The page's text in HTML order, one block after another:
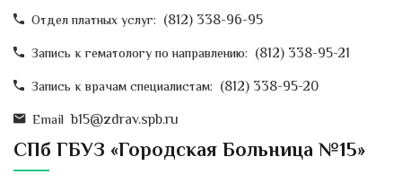
Отдел платных услуг: (812) 338-96-95
Запись к гематологу по направлению: (812) 338-95-21
Запись к врачам специалистам: (812) 338-95-20
Email b15@zdrav.spb.ru
СПб ГБУЗ «Городская Больница №15»